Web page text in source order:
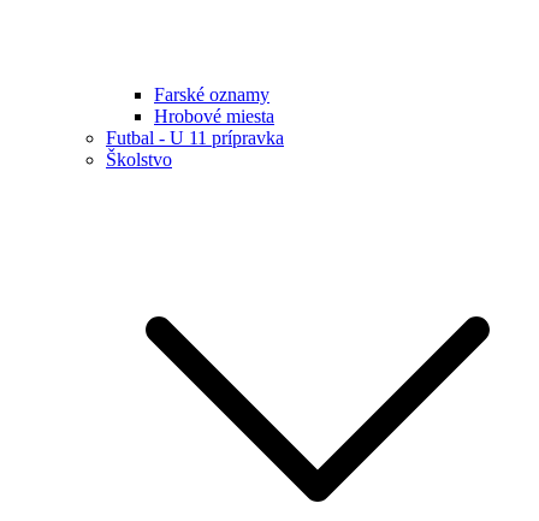
Farské oznamy
Hrobové miesta
Futbal - U 11 prípravka
Školstvo